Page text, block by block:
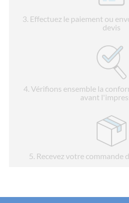
3. Effectuez le paiement ou
devis
4 . Vérifions ensemble la
avant
5. Recevez votre commande